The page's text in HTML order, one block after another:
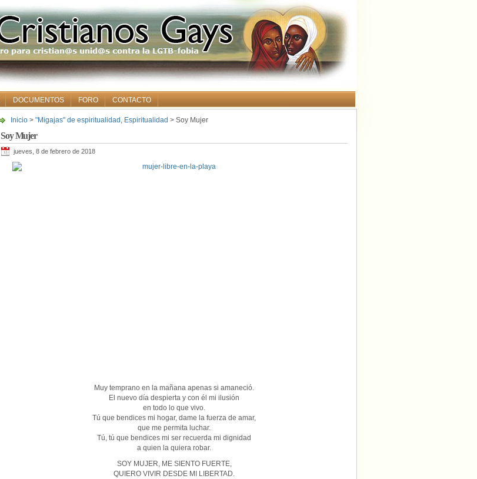
DOCUMENTOS FORO CONTACTO
Inicio > "Migajas" de espiritualidad , Espiritualidad > Soy Mujer
Soy Mujer
jueves, 8 de febrero de 2018
Muy temprano en la mañana apenas si amaneció.
El nuevo día despierta y con él mi ilusión
en todo lo que vivo.
Tú que bendices mi hogar, dame la fuerza de amar,
que me permita luchar.
Tú, tú que bendices mi ser recuerda mi dignidad
a quien la quiera robar.
SOY MUJER, ME SIENTO FUERTE,
QUIERO VIVIR DESDE MI LIBERTAD.